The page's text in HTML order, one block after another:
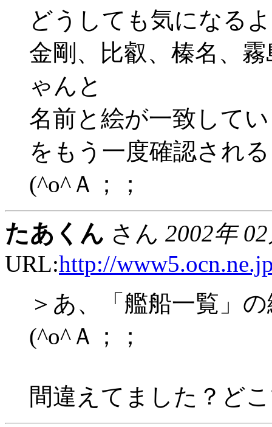
どうしても気になる
金剛、比叡、榛名、
ゃんと
名前と絵が一致して
をもう一度確認され
(^o^Ａ；；
たあくん さん 2002年
URL:http://
＞あ、「艦船一覧」
(^o^Ａ；；
間違えてました？ど